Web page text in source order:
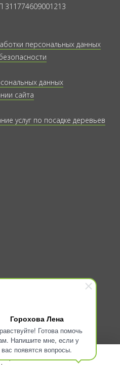
Горохова Лена
Готова помочь
Напишите мне, если у
вас появятся вопросы.
персональных данных
данных
сайта
услуг по посадке деревьев
вы соглашаетесь